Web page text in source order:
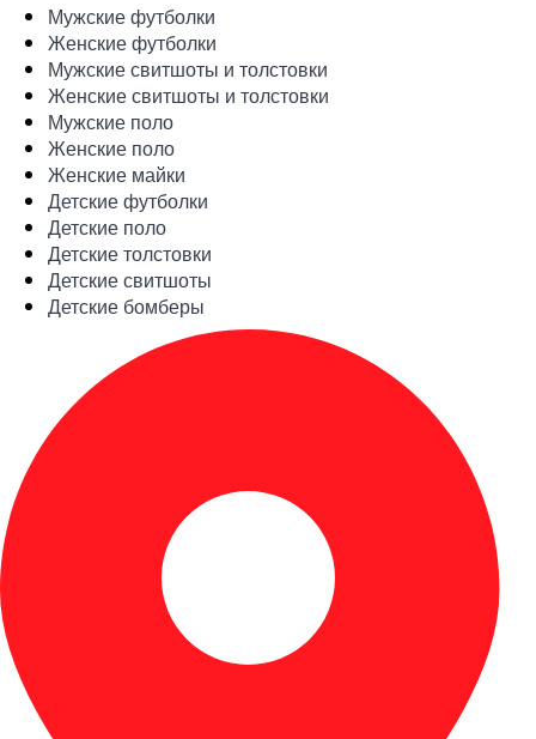
Мужские футболки
Женские футболки
Мужские свитшоты и толстовки
Женские свитшоты и толстовки
Мужские поло
Женские поло
Женские майки
Детские футболки
Детские поло
Детские толстовки
Детские свитшоты
Детские бомберы